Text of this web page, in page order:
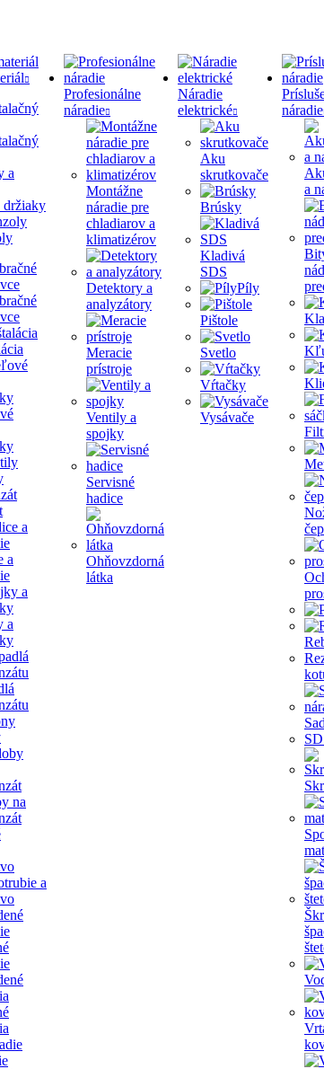
držiaky
a
a
na
a
Profesionálne
náradie
Montážne
náradie pre
chladiarov a
klimatizérov
Detektory a
analyzátory
Meracie
prístroje
Ventily a
spojky
Servisné
hadice
Ohňovzdorná
látka
Náradie
elektrické
Aku
skrutkovače
Brúsky
Kladivá
SDS
Píly
Pištole
Svetlo
Vŕtačky
Vysávače
náradie
a